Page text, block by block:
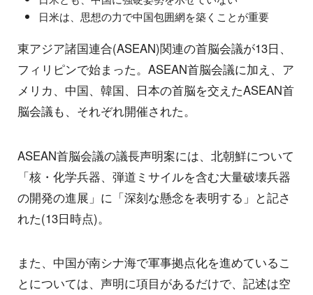
日米は、思想の力で中国包囲網を築くことが重要
東アジア諸国連合(ASEAN)関連の首脳会議が13日、
フィリピンで始まった。ASEAN首脳会議に加え、ア
メリカ、中国、韓国、日本の首脳を交えたASEAN首
脳会議も、それぞれ開催された。
ASEAN首脳会議の議長声明案には、北朝鮮について
「核・化学兵器、弾道ミサイルを含む大量破壊兵器
の開発の進展」に「深刻な懸念を表明する」と記さ
れた(13日時点)。
また、中国が南シナ海で軍事拠点化を進めているこ
とについては、声明に項目があるだけで、記述は空